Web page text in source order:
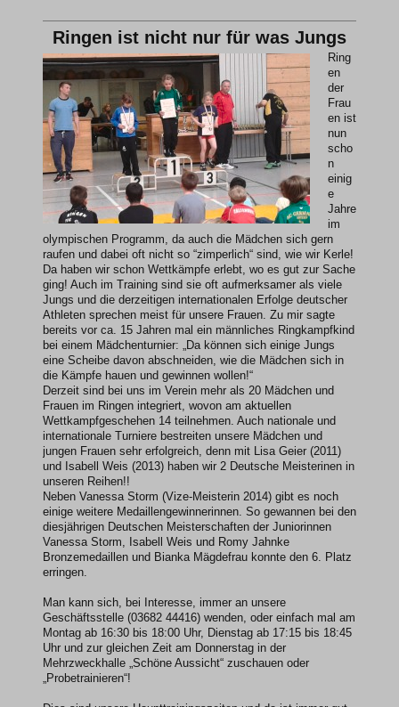
Ringen ist nicht nur für was Jungs
Ring
en
der
Frau
en ist
nun
scho
n
einig
e
Jahre
im
olympischen Programm, da auch die Mädchen sich gern
raufen und dabei oft nicht so “zimperlich“ sind, wie wir Kerle!
Da haben wir schon Wettkämpfe erlebt, wo es gut zur Sache
ging! Auch im Training sind sie oft aufmerksamer als viele
Jungs und die derzeitigen internationalen Erfolge deutscher
Athleten sprechen meist für unsere Frauen. Zu mir sagte
bereits vor ca. 15 Jahren mal ein männliches Ringkampfkind
bei einem Mädchenturnier: „Da können sich einige Jungs
eine Scheibe davon abschneiden, wie die Mädchen sich in
die Kämpfe hauen und gewinnen wollen!“
Derzeit sind bei uns im Verein mehr als 20 Mädchen und
Frauen im Ringen integriert, wovon am aktuellen
Wettkampfgeschehen 14 teilnehmen. Auch nationale und
internationale Turniere bestreiten unsere Mädchen und
jungen Frauen sehr erfolgreich, denn mit Lisa Geier (2011)
und Isabell Weis (2013) haben wir 2 Deutsche Meisterinen in
unseren Reihen!!
Neben Vanessa Storm (Vize-Meisterin 2014) gibt es noch
einige weitere Medaillengewinnerinnen. So gewannen bei den
diesjährigen Deutschen Meisterschaften der Juniorinnen
Vanessa Storm, Isabell Weis und Romy Jahnke
Bronzemedaillen und Bianka Mägdefrau konnte den 6. Platz
erringen.
Man kann sich, bei Interesse, immer an unsere
Geschäftsstelle (03682 44416) wenden, oder einfach mal am
Montag ab 16:30 bis 18:00 Uhr, Dienstag ab 17:15 bis 18:45
Uhr und zur gleichen Zeit am Donnerstag in der
Mehrzweckhalle „Schöne Aussicht“ zuschauen oder
„Probetrainieren“!